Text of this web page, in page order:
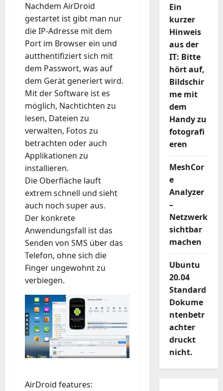
Nachdem AirDroid
gestartet ist gibt man nur
die IP-Adresse mit dem
Port im Browser ein und
autthentifiziert sich mit
dem Passwort, was auf
dem Gerät generiert wird.
Mit der Software ist es
möglich, Nachtichten zu
lesen, Dateien zu
verwalten, Fotos zu
betrachten oder auch
Applikationen zu
installieren.
Die Oberfläche lauft
extrem schnell und sieht
auch noch super aus.
Der konkrete
Anwendungsfall ist das
Senden von SMS über das
Telefon, ohne sich die
Finger ungewohnt zu
verbiegen.
AirDroid features:
Ein
kurzer
Hinweis
aus der
IT: Bitte
hört auf,
Bildschir
me mit
dem
Handy zu
fotografi
eren
MeshCor
e
Analyzer
–
Netzwerk
sichtbar
machen
Ubuntu
20.04
Standard
Dokume
ntenbetr
achter
druckt
nicht.